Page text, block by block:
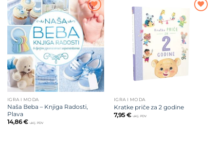
Dodajte
na listu
želja
IGRA I MODA
Naša Beba – Knjiga Radosti,
Plava
14,86€ uklj. PDV
IGRA I MODA
Kratke priče za 2 godine
7,95 € uklj. PDV